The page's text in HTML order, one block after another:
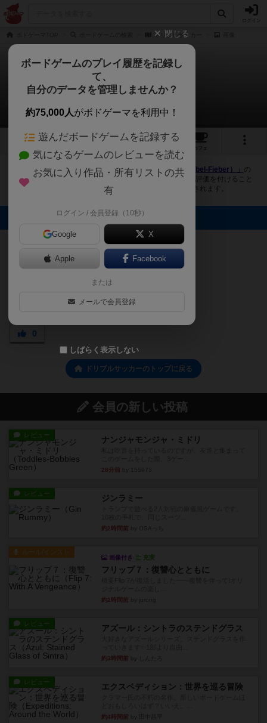
ドリブルサッカー
ドリブルサッカー
1件の画像
1
カフェ
ボドゲーマにログインすると、 「ドリブルサッカー（Dribbel-Fieber）」 の
画像をアップロード出来たり、他のユーザーの投稿画像に評価を付けること
ができます。また、トップ6の画像は様々なページで表示されます。
トップに表示される画像
0
ドリブルサッカーのトップに戻る
会員の新しい投稿
レビュー ナンジャモンジャ・ミドリ
28分前
レビュー ジンラミー
約2時間前
ルール/インスト
画像付き 充実
フリップ７：復讐心とともに
約2時間前
レビュー アズール：シントラのステンドグラス
約3時間前
レビュー エクスペディション：世界を巡る冒険
約4時間前
閉じる
ボードゲームのプレイ履歴を記録し
て、
自分のデータを管理しませんか？
約75,000人がボドゲーマを利用中！
遊んだボードゲームを記録する
気になるゲームのレビューを読む
お気に入り作品・所有リストの共
有
ログイン / 会員登録（10秒）
Google X
Apple Facebook
または
メールで会員登録
しばらく表示しない